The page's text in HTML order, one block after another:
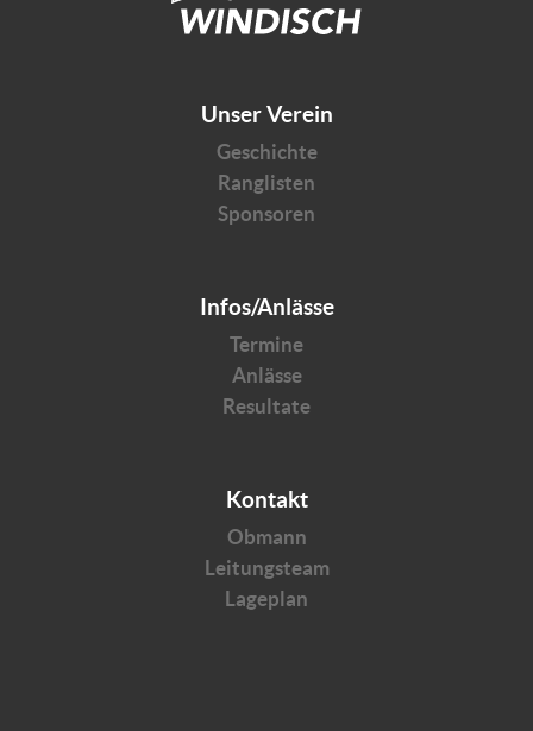
Unser Verein
Geschichte
Ranglisten
Sponsoren
Infos/Anlässe
Termine
Anlässe
Resultate
Kontakt
Obmann
Leitungsteam
Lageplan